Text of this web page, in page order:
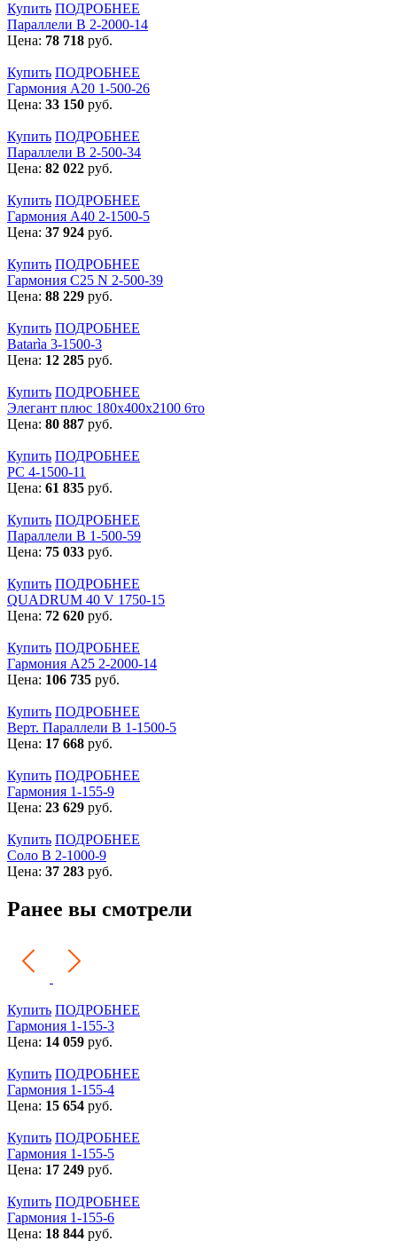
Купить ПОДРОБНЕЕ
Параллели В 2-2000-14
Цена: 78 718 руб.
Купить ПОДРОБНЕЕ
Гармония А20 1-500-26
Цена: 33 150 руб.
Купить ПОДРОБНЕЕ
Параллели В 2-500-34
Цена: 82 022 руб.
Купить ПОДРОБНЕЕ
Гармония А40 2-1500-5
Цена: 37 924 руб.
Купить ПОДРОБНЕЕ
Гармония С25 N 2-500-39
Цена: 88 229 руб.
Купить ПОДРОБНЕЕ
Batarìa 3-1500-3
Цена: 12 285 руб.
Купить ПОДРОБНЕЕ
Элегант плюс 180x400x2100 6то
Цена: 80 887 руб.
Купить ПОДРОБНЕЕ
РС 4-1500-11
Цена: 61 835 руб.
Купить ПОДРОБНЕЕ
Параллели В 1-500-59
Цена: 75 033 руб.
Купить ПОДРОБНЕЕ
QUADRUM 40 V 1750-15
Цена: 72 620 руб.
Купить ПОДРОБНЕЕ
Гармония А25 2-2000-14
Цена: 106 735 руб.
Купить ПОДРОБНЕЕ
Верт. Параллели В 1-1500-5
Цена: 17 668 руб.
Купить ПОДРОБНЕЕ
Гармония 1-155-9
Цена: 23 629 руб.
Купить ПОДРОБНЕЕ
Соло В 2-1000-9
Цена: 37 283 руб.
Ранее вы смотрели
Купить ПОДРОБНЕЕ
Гармония 1-155-3
Цена: 14 059 руб.
Купить ПОДРОБНЕЕ
Гармония 1-155-4
Цена: 15 654 руб.
Купить ПОДРОБНЕЕ
Гармония 1-155-5
Цена: 17 249 руб.
Купить ПОДРОБНЕЕ
Гармония 1-155-6
Цена: 18 844 руб.